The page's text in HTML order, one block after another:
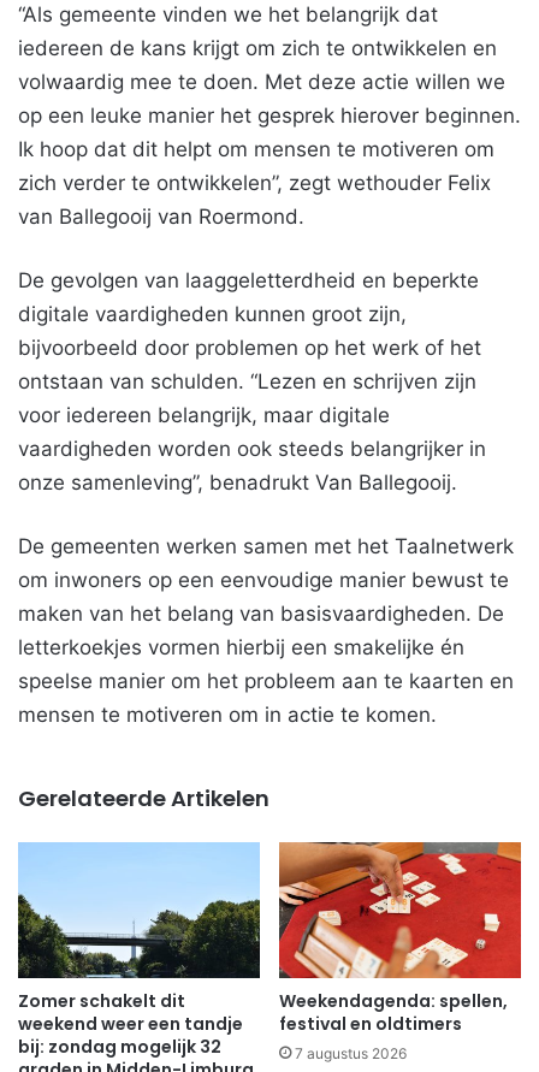
“Als gemeente vinden we het belangrijk dat
iedereen de kans krijgt om zich te ontwikkelen en
volwaardig mee te doen. Met deze actie willen we
op een leuke manier het gesprek hierover beginnen.
Ik hoop dat dit helpt om mensen te motiveren om
zich verder te ontwikkelen”, zegt wethouder Felix
van Ballegooij van Roermond.
De gevolgen van laaggeletterdheid en beperkte
digitale vaardigheden kunnen groot zijn,
bijvoorbeeld door problemen op het werk of het
ontstaan van schulden. “Lezen en schrijven zijn
voor iedereen belangrijk, maar digitale
vaardigheden worden ook steeds belangrijker in
onze samenleving”, benadrukt Van Ballegooij.
De gemeenten werken samen met het Taalnetwerk
om inwoners op een eenvoudige manier bewust te
maken van het belang van basisvaardigheden. De
letterkoekjes vormen hierbij een smakelijke én
speelse manier om het probleem aan te kaarten en
mensen te motiveren om in actie te komen.
Gerelateerde Artikelen
Zomer schakelt dit
weekend weer een tandje
bij: zondag mogelijk 32
Weekendagenda: spellen,
festival en oldtimers
7 augustus 2026